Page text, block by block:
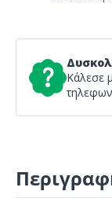
Κάλεσε